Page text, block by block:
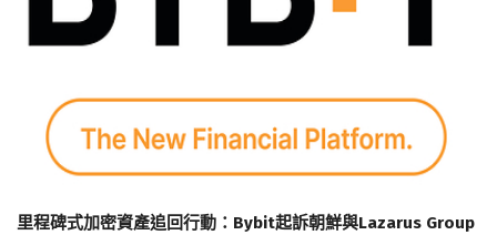
里程碑式加密資產追回行動：Bybit起訴朝鮮與Lazarus Group